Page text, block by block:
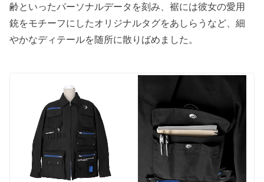
齢といったパーソナルデータを刻み、裾には彼女の愛用
銃をモチーフにしたオリジナルタグをあしらうなど、細
やかなディテールを随所に散りばめました。